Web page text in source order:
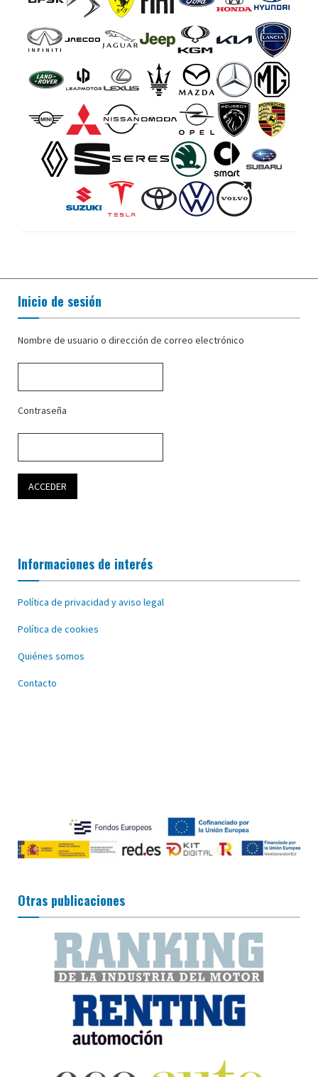
Inicio de sesión
Nombre de usuario o dirección de correo electrónico
Contraseña
Informaciones de interés
Política de privacidad y aviso legal
Política de cookies
Quiénes somos
Contacto
Otras publicaciones